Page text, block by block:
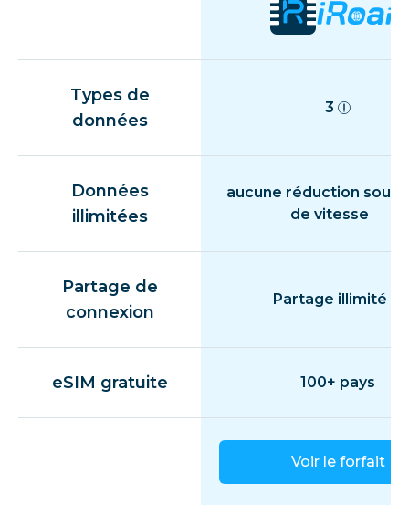
Types de
données
3
Données
illimitées
aucune réduction
de vitesse
Partage de
connexion
Partage illimité
eSIM gratuite 100+ pays
Voir le forfait